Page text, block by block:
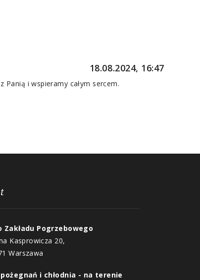
18.08.2024, 16:47
Panią i wspieramy całym sercem.
Zakładu Pogrzebowego
Kasprowicza 20,
Warszawa
pożegnań i chłodnia - na terenie